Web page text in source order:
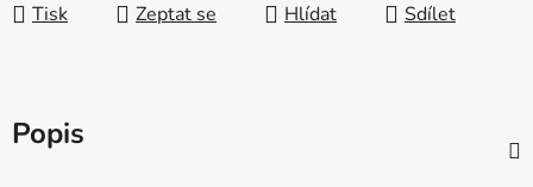
Tisk Zeptat se Hlídat Sdílet
Popis